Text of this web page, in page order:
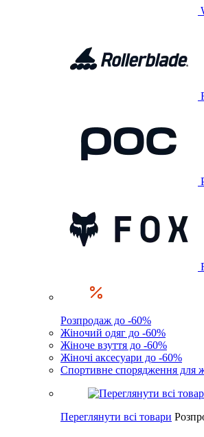
Розпродаж до -60%
Жіночий одяг до -60%
Жіноче взуття до -60%
Жіночі аксесуари до -60%
Спортивне спорядження для
Переглянути всі товари